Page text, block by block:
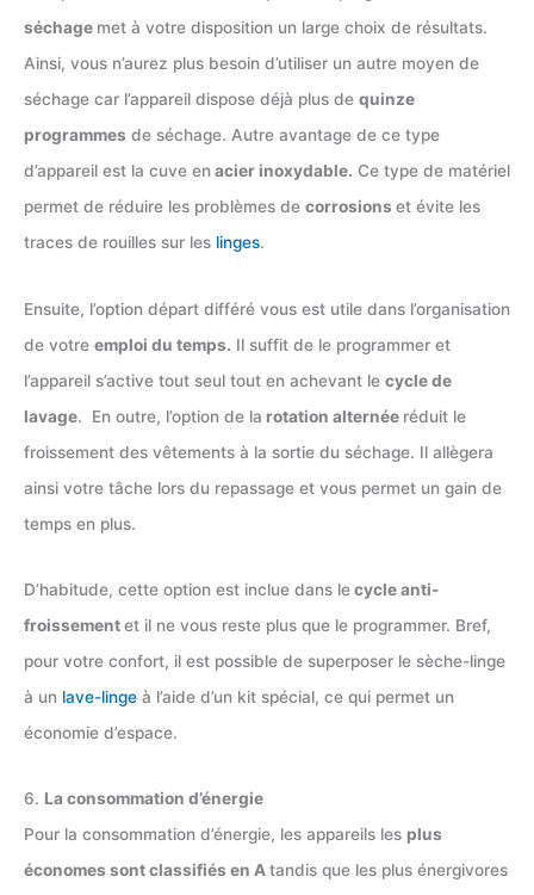
séchage met à votre disposition un large choix de résultats.
Ainsi, vous n’aurez plus besoin d’utiliser un autre moyen de
séchage car l’appareil dispose déjà plus de quinze
programmes de séchage. Autre avantage de ce type
d’appareil est la cuve en acier inoxydable. Ce type de matériel
permet de réduire les problèmes de corrosions et évite les
traces de rouilles sur les linges.
Ensuite, l’option départ différé vous est utile dans l’organisation
de votre emploi du temps. Il suffit de le programmer et
l’appareil s’active tout seul tout en achevant le cycle de
lavage. En outre, l’option de la rotation alternée réduit le
froissement des vêtements à la sortie du séchage. Il allègera
ainsi votre tâche lors du repassage et vous permet un gain de
temps en plus.
D’habitude, cette option est inclue dans lecycle anti-
froissementet il ne vous reste plus que le programmer. Bref,
pour votre confort, il est possible de superposer le sèche-linge
à un lave-linge à l’aide d’un kit spécial, ce qui permet un
économie d’espace.
6. La consommation d’énergie
Pour la consommation d’énergie, les appareils les plus
économes sont classifiés en Atandis que les plus énergivores